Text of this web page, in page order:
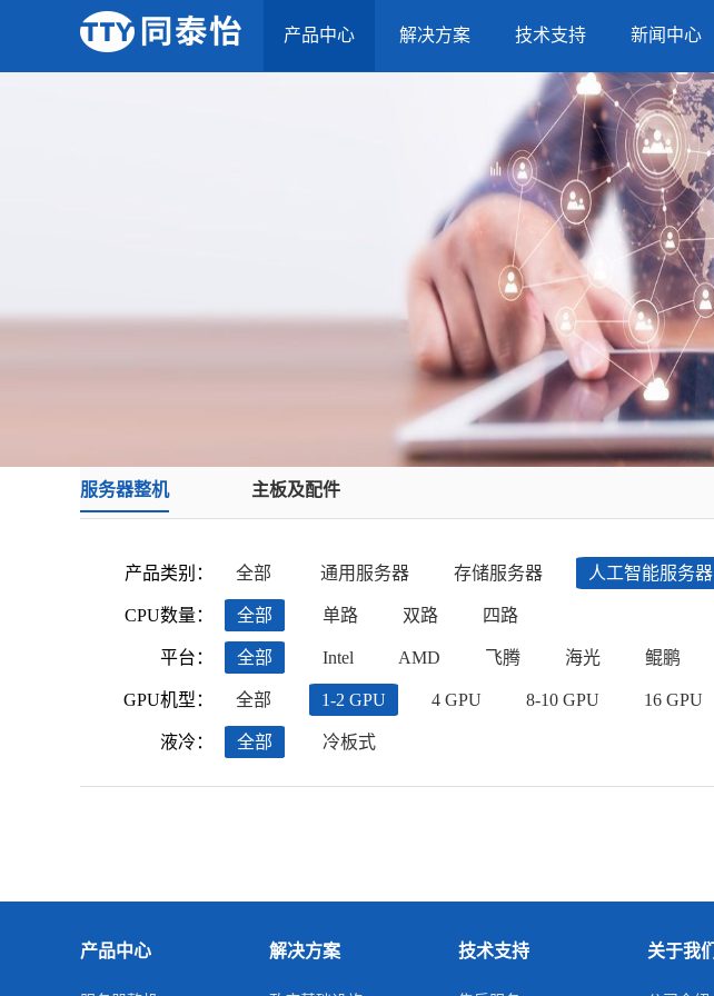
产品中心 解决方案 技术支持 新闻中心
服务器整机 主板及配件
产品类别：
CPU数量：
平台：
GPU机型：
液冷：
全部 通用服务器 存储服务器 人工智能服务器
全部 单路 双路 四路
全部 Intel AMD 飞腾 海光 鲲鹏
全部 1-2 GPU 4 GPU 8-10 GPU 16 GPU
全部 冷板式
产品中心 解决方案 技术支持 关于我们